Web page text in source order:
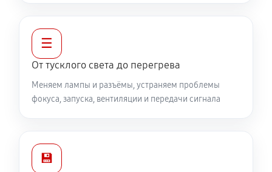
☰
От тусклого света до перегрева
Меняем лампы и разъёмы, устраняем проблемы
фокуса, запуска, вентиляции и передачи сигнала
💾